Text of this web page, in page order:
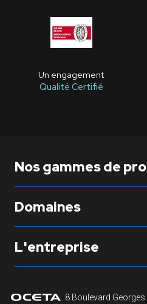
Un engagement
Qualité Certifié
Nos gammes de
Domaines
L'entreprise
8 Boulevard